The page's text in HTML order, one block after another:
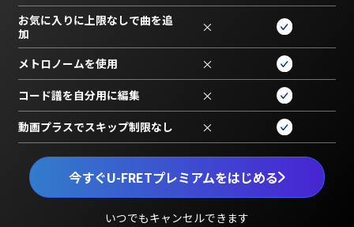
今すぐU-FRETプレミアムをはじめる
いつでもキャンセルできます
お気に入りに上限なしで曲を追
加
×
メトロノームを使用 ×
コード譜を自分用に編集 ×
動画プラスでスキップ制限なし ×